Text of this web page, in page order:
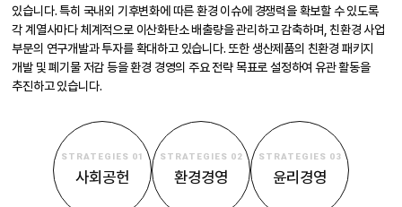
있습니다.특히 국내외 기후변화에 따른 환경 이슈에 경쟁력을 확보할 수 있도록
각 계열사마다 체계적으로 이산화탄소 배출량을 관리하고 감축하며, 친환경 사업
부문의 연구개발과 투자를 확대하고 있습니다. 또한 생산제품의 친환경 패키지
개발 및 폐기물 저감 등을 환경 경영의 주요 전략 목표로 설정하여 유관 활동을
추진하고 있습니다.
STRATEGIES 01
사회공헌
STRATEGIES 02
환경경영
STRATEGIES 03
윤리경영